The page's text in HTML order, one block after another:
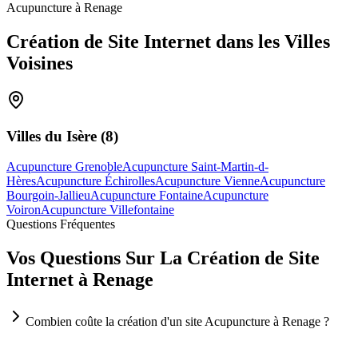
Acupuncture à Renage
Création de Site Internet dans les Villes
Voisines
Villes du Isère (8)
Acupuncture GrenobleAcupuncture Saint-Martin-d-
HèresAcupuncture ÉchirollesAcupuncture VienneAcupuncture
Bourgoin-JallieuAcupuncture FontaineAcupuncture
VoironAcupuncture Villefontaine
Questions Fréquentes
Vos Questions Sur La Création de Site
Internet à Renage
Combien coûte la création d'un site Acupuncture à Renage ?